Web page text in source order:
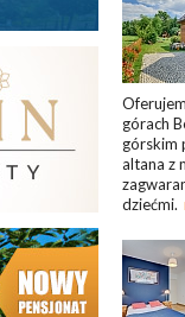
górach
górskim
altana z
dziećmi.